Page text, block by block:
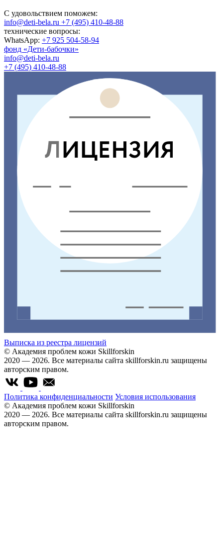
С удовольствием поможем:
info@deti-bela.ru +7 (495) 410-48-88
технические вопросы:
WhatsApp: +7 925 504-58-94
фонд «Дети-бабочки»
info@deti-bela.ru
+7 (495) 410-48-88
Выписка из реестра лицензий
© Академия проблем кожи Skillforskin
2020 — 2026. Все материалы сайта skillforskin.ru защищены
авторским правом.
Политика конфиденциальности Условия использования
© Академия проблем кожи Skillforskin
2020 — 2026. Все материалы сайта skillforskin.ru защищены
авторским правом.